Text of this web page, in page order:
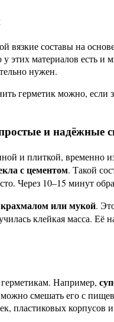
вязкие составы на
этих материалов есть
нужен.
герметик можно,
и надёжные
и плиткой,
с цементом. Такой
Через 10–15 минут
или мукой.
клейкая масса. Её
Например,
смешать его с
пластиковых корпусов